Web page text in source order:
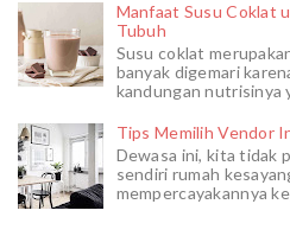
Manfaat Susu Coklat
Tubuh
Susu coklat
banyak digemari
kandungan nutrisinya
Tips Memilih Vendor
Dewasa ini, kita tidak
sendiri rumah
mempercayakannya